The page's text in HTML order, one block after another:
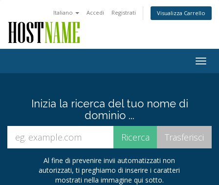
Italiano Accedi Registrati Visualizza Carrello
Inizia la ricerca del tuo nome di
dominio ...
Al fine di prevenire invii automatizzati non
autorizzati, ti preghiamo di inserire i caratteri
mostrati nella immagine qui sotto.